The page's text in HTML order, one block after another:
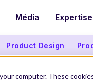
computer. These
Média
Product Design